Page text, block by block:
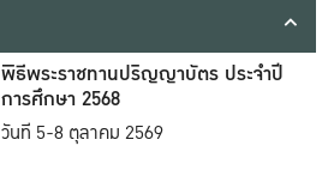
พิธีพระราชทานปริญญาบัตร ประจำปี
การศึกษา 2568
วันที่ 5-8 ตุลาคม 2569